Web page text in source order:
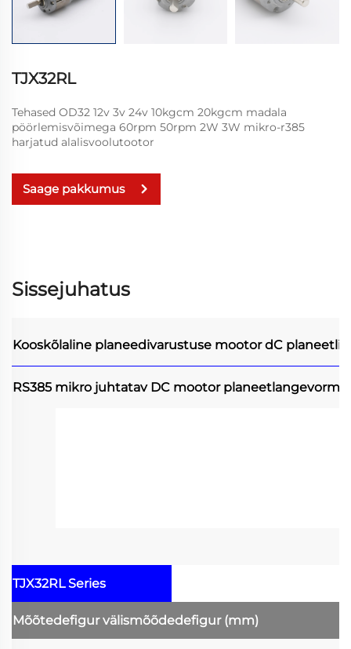
TJX32RL
Tehased OD32 12v 3v 24v 10kgcm 20kgcm madala
pöörlemisvõimega 60rpm 50rpm 2W 3W mikro-r385
harjatud alalisvoolutootor
Saage pakkumus
Sissejuhatus
Kooskõlaline planeedivarustuse mootordC
RS385 mikro juhtatav DC mootor
TJX32RL Series
Mõõtedefigurvälismõõdedefigur (mm)